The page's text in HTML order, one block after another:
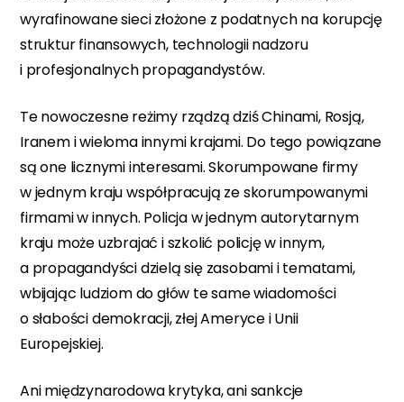
wyrafinowane sieci złożone z podatnych na korupcję
struktur finansowych, technologii nadzoru
i profesjonalnych propagandystów.
Te nowoczesne reżimy rządzą dziś Chinami, Rosją,
Iranem i wieloma innymi krajami. Do tego powiązane
są one licznymi interesami. Skorumpowane firmy
w jednym kraju współpracują ze skorumpowanymi
firmami w innych. Policja w jednym autorytarnym
kraju może uzbrajać i szkolić policję w innym,
a propagandyści dzielą się zasobami i tematami,
wbijając ludziom do głów te same wiadomości
o słabości demokracji, złej Ameryce i Unii
Europejskiej.
Ani międzynarodowa krytyka, ani sankcje